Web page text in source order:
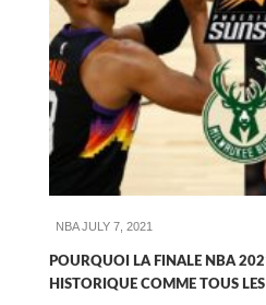
NBAJULY 7, 2021
POURQUOI LA FINALE NBA
HISTORIQUE COMME TOUS